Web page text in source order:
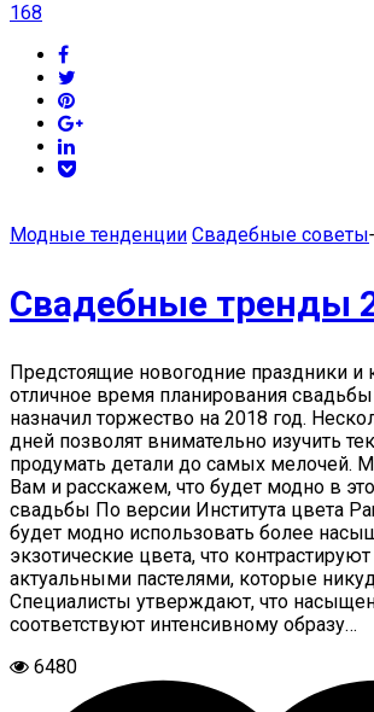
168
Модные тенденции Свадебные советы-
Свадебные тренды
Предстоящие новогодние праздники и
отличное время планирования свадьбы
назначил торжество на 2018 год.
дней позволят внимательно изучить
продумать детали до самых
Вам и расскажем, что будет модно в
свадьбы По версии Института цвета
будет модно использовать более
экзотические цвета, что
актуальными пастелями, которые
Специалисты утверждают, что
соответствуют интенсивному образу…
6480